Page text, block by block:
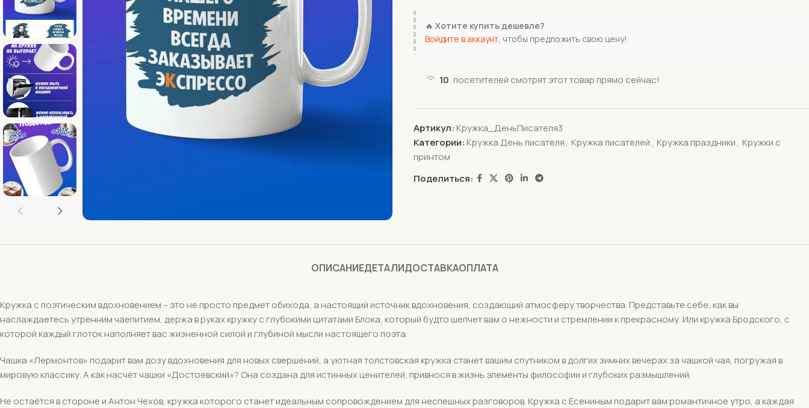
🔥 Хотите купить дешевле?
Войдите в аккаунт, чтобы предложить свою цену!
10 посетителей смотрят этот товар прямо сейчас!
Артикул: Кружка_ДеньПисателя3
Категории: Кружка День писателя, Кружка писателей, Кружка праздники, Кружки с
принтом
Поделиться:
ОПИСАНИЕДЕТАЛИДОСТАВКАОПЛАТА
Кружка с поэтическим вдохновением – это не просто предмет обихода, а настоящий источник вдохновения, создающий атмосферу творчества. Представьте себе, как вы
наслаждаетесь утренним чаепитием, держа в руках кружку с глубокими цитатами Блока, который будто шепчет вам о нежности и стремлении к прекрасному. Или кружка Бродского, с
которой каждый глоток наполняет вас жизненной силой и глубиной мысли настоящего поэта.
Чашка «Лермонтов» подарит вам дозу вдохновения для новых свершений, а уютная толстовская кружка станет вашим спутником в долгих зимних вечерах за чашкой чая, погружая в
мировую классику. А как насчет чашки «Достоевский»? Она создана для истинных ценителей, привнося в жизнь элементы философии и глубоких размышлений.
Не остаётся в стороне и Антон Чехов, кружка которого станет идеальным сопровождением для неспешных разговоров. Кружка с Есениным подарит вам романтичное утро, а каждая